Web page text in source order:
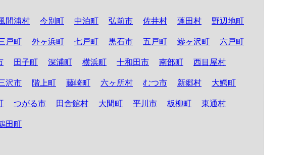
間浦村 今別町 中泊町 弘前市 佐井村 蓬田村 野辺地町
戸町 外ヶ浜町 七戸町 黒石市 五戸町 鰺ヶ沢町 六戸町
田子町 深浦町 横浜町 十和田市 南部町 西目屋村
沢市 階上町 藤崎町 六ヶ所村 むつ市 新郷村 大鰐町
つがる市 田舎館村 大間町 平川市 板柳町 東通村
田町